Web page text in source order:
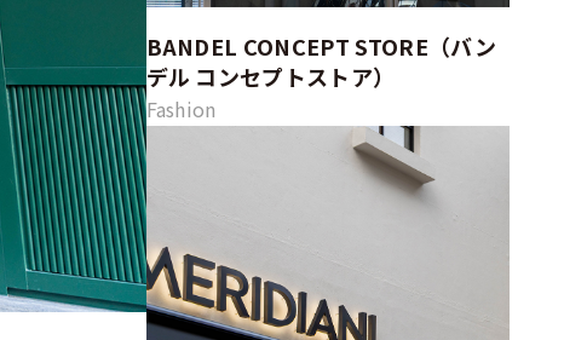
BANDEL CONCEPT STORE（バン
デル コンセプトストア）
Fashion